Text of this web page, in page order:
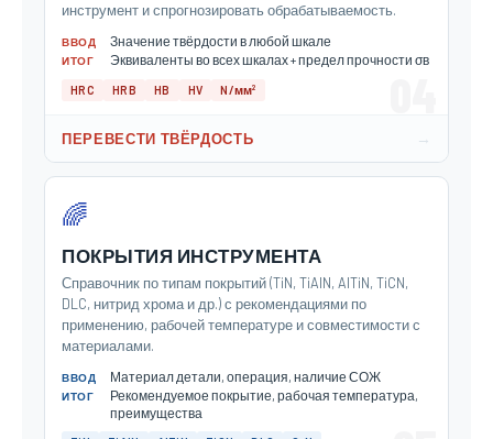
инструмент и спрогнозировать обрабатываемость.
ВВОД Значение твёрдости в любой шкале
ИТОГ Эквиваленты во всех шкалах + предел прочности σв
HRC HRB HB HV N/мм²
ПЕРЕВЕСТИ ТВЁРДОСТЬ →
🌈
ПОКРЫТИЯ ИНСТРУМЕНТА
Справочник по типам покрытий (TiN, TiAlN, AlTiN, TiCN,
DLC, нитрид хрома и др.) с рекомендациями по
применению, рабочей температуре и совместимости с
материалами.
ВВОД Материал детали, операция, наличие СОЖ
ИТОГ
Рекомендуемое покрытие, рабочая температура,
преимущества